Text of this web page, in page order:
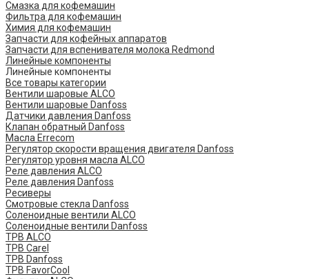
Смазка для кофемашин
Фильтра для кофемашин
Химия для кофемашин
Запчасти для кофейных аппаратов
Запчасти для вспенивателя молока Redmond
Линейные компоненты
Линейные компоненты
Все товары категории
Вентили шаровые ALCO
Вентили шаровые Danfoss
Датчики давления Danfoss
Клапан обратный Danfoss
Масла Errecom
Регулятор скорости вращения двигателя Danfoss
Регулятор уровня масла ALCO
Реле давления ALCO
Реле давления Danfoss
Ресиверы
Смотровые стекла Danfoss
Соленоидные вентили ALCO
Соленоидные вентили Danfoss
ТРВ ALCO
ТРВ Carel
ТРВ Danfoss
ТРВ FavorCool